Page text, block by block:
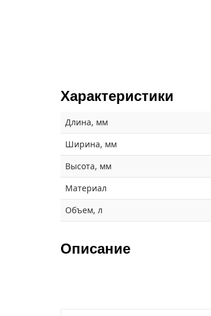
Характеристики
Длина, мм
Ширина, мм
Высота, мм
Материал
Объем, л
Описание